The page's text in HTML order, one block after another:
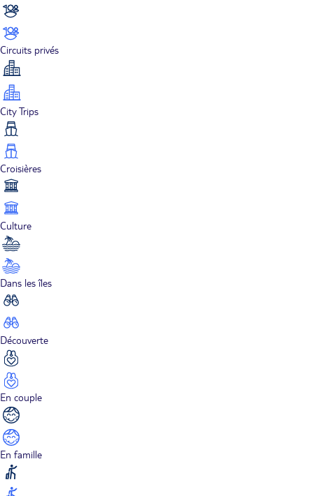
Circuits privés
City Trips
Croisières
Culture
Dans les îles
Découverte
En couple
En famille